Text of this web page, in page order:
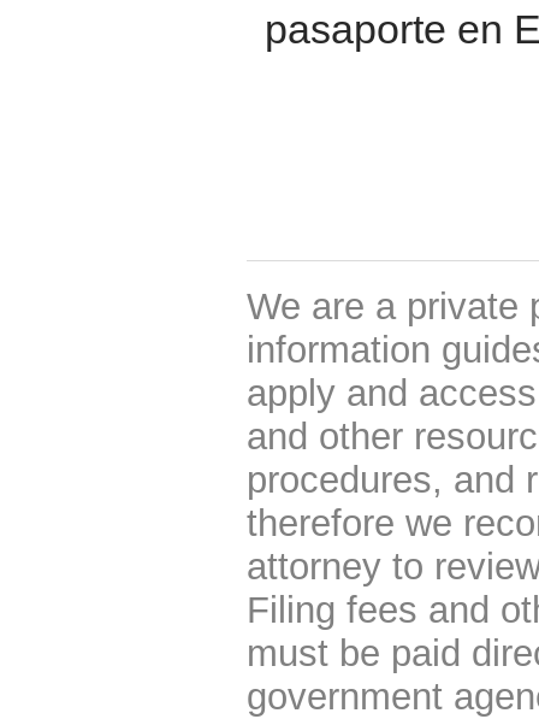
pasaporte en
We are a private
information
apply and
and other
procedures, and
therefore we
attorney to
Filing fees and
must be paid
government